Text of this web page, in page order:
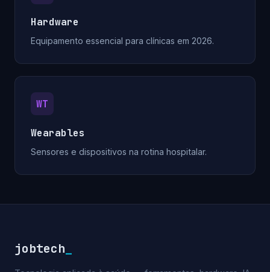
Hardware
Equipamento essencial para clínicas em 2026.
WT
Wearables
Sensores e dispositivos na rotina hospitalar.
jobtech